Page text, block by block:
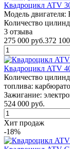
Квадроцикл ATV
Модель двигателя:
Количество
3 отзыва
275 000 руб.372
Квадроцикл ATV
Количество
топлива:
Зажигание:
524 000 руб.
Хит продаж
-18%